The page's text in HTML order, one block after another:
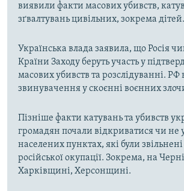
виявили факти масових убивств,
зґвалтувань цивільних, зокрема дітей.
Українська влада заявила, що Росія
Країни Заходу беруть участь у
масових убивств та розслідуванні. РФ
звинувачення у скоєнні воєнних
Пізніше факти катувань та убивств
громадян почали відкриватися чи не
населених пунктах, які були звільнені
російської окупації. Зокрема, на
Харківщині, Херсонщині.